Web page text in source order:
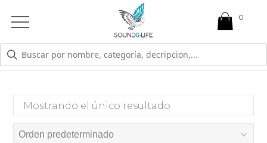
Open
Menu
PACK PSICÓLOGOS
Mostrando el único resultado
0